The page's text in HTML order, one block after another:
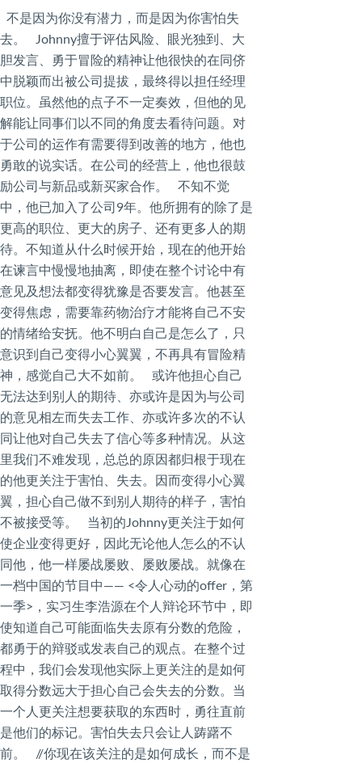
不是因为你没有潜力，而是因为你害怕失
去。 Johnny擅于评估风险、眼光独到、大
胆发言、勇于冒险的精神让他很快的在同侪
中脱颖而出被公司提拔，最终得以担任经理
职位。虽然他的点子不一定奏效，但他的见
解能让同事们以不同的角度去看待问题。对
于公司的运作有需要得到改善的地方，他也
勇敢的说实话。在公司的经营上，他也很鼓
励公司与新品或新买家合作。 不知不觉
中，他已加入了公司9年。他所拥有的除了是
更高的职位、更大的房子、还有更多人的期
待。不知道从什么时候开始，现在的他开始
在谏言中慢慢地抽离，即使在整个讨论中有
意见及想法都变得犹豫是否要发言。他甚至
变得焦虑，需要靠药物治疗才能将自己不安
的情绪给安抚。他不明白自己是怎么了，只
意识到自己变得小心翼翼，不再具有冒险精
神，感觉自己大不如前。 或许他担心自己
无法达到别人的期待、亦或许是因为与公司
的意见相左而失去工作、亦或许多次的不认
同让他对自己失去了信心等多种情况。从这
里我们不难发现，总总的原因都归根于现在
的他更关注于害怕、失去。因而变得小心翼
翼，担心自己做不到别人期待的样子，害怕
不被接受等。 当初的Johnny更关注于如何
使企业变得更好，因此无论他人怎么的不认
同他，他一样屡战屡败、屡败屡战。就像在
一档中国的节目中—— <令人心动的offer，第
一季>，实习生李浩源在个人辩论环节中，即
使知道自己可能面临失去原有分数的危险，
都勇于的辩驳或发表自己的观点。在整个过
程中，我们会发现他实际上更关注的是如何
取得分数远大于担心自己会失去的分数。当
一个人更关注想要获取的东西时，勇往直前
是他们的标记。害怕失去只会让人踌躇不
前。 //你现在该关注的是如何成长，而不是